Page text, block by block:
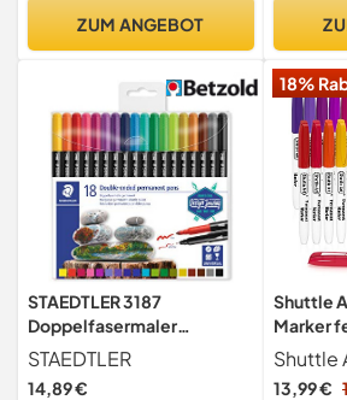
ZUM ANGEBOT
non
Set
STAEDTLER 3187
Doppelfasermaler
permanent – 18er Etui
STAEDTLER
14,89 €
18%
Shuttle
Marker
Shuttle
13,99 €